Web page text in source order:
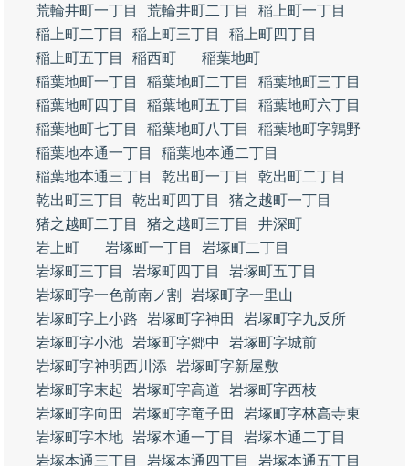
荒輪井町一丁目 荒輪井町二丁目
稲上町一丁目
稲上町二丁目
稲上町三丁目
稲上町四丁目
稲上町五丁目
稲西町
稲葉地町
稲葉地町一丁目
稲葉地町二丁目
稲葉地町三丁目
稲葉地町四丁目
稲葉地町五丁目
稲葉地町六丁目
稲葉地町七丁目
稲葉地町八丁目
稲葉地町字鶉野
稲葉地本通一丁目
稲葉地本通二丁目
稲葉地本通三丁目
乾出町一丁目
乾出町二丁目
乾出町三丁目
乾出町四丁目
猪之越町一丁目
猪之越町二丁目
猪之越町三丁目
井深町
岩上町
岩塚町一丁目
岩塚町二丁目
岩塚町三丁目
岩塚町四丁目
岩塚町五丁目
岩塚町字一色前南ノ割
岩塚町字一里山
岩塚町字上小路
岩塚町字神田
岩塚町字九反所
岩塚町字小池 岩塚町字郷中
岩塚町字城前
岩塚町字神明西川添
岩塚町字新屋敷
岩塚町字末起
岩塚町字高道
岩塚町字西枝
岩塚町字向田
岩塚町字竜子田
岩塚町字林高寺東
岩塚町字本地 岩塚本通一丁目
岩塚本通二丁目
岩塚本通三丁目
岩塚本通四丁目 岩塚本通五丁目